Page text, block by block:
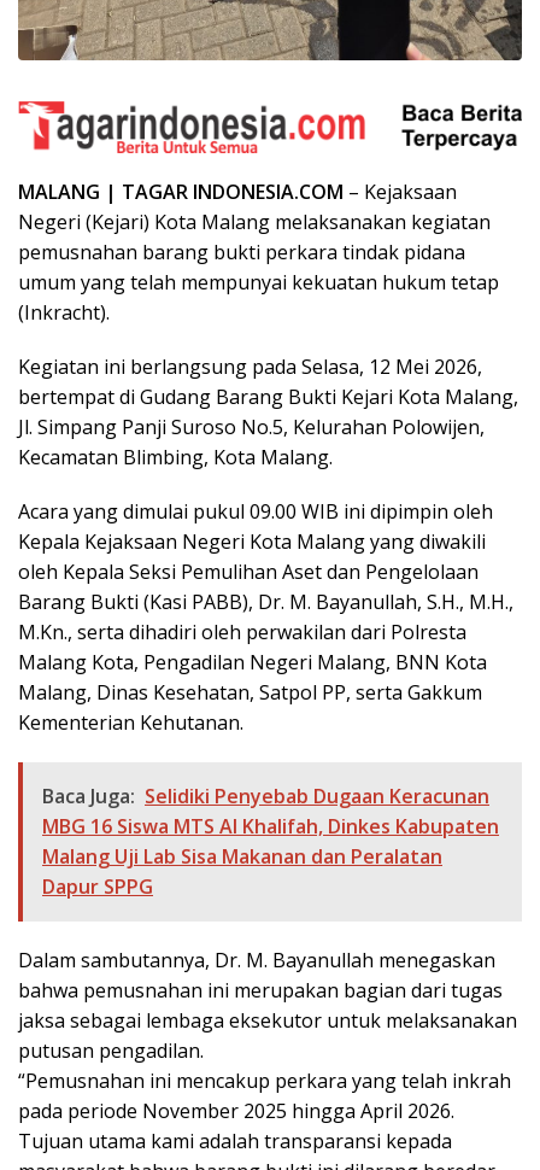
MALANG | TAGAR INDONESIA.COM – Kejaksaan
Negeri (Kejari) Kota Malang melaksanakan kegiatan
pemusnahan barang bukti perkara tindak pidana
umum yang telah mempunyai kekuatan hukum tetap
(Inkracht).
Kegiatan ini berlangsung pada Selasa, 12 Mei 2026,
bertempat di Gudang Barang Bukti Kejari Kota Malang,
Jl. Simpang Panji Suroso No.5, Kelurahan Polowijen,
Kecamatan Blimbing, Kota Malang.
Acara yang dimulai pukul 09.00 WIB ini dipimpin oleh
Kepala Kejaksaan Negeri Kota Malang yang diwakili
oleh Kepala Seksi Pemulihan Aset dan Pengelolaan
Barang Bukti (Kasi PABB), Dr. M. Bayanullah, S.H., M.H.,
M.Kn., serta dihadiri oleh perwakilan dari Polresta
Malang Kota, Pengadilan Negeri Malang, BNN Kota
Malang, Dinas Kesehatan, Satpol PP, serta Gakkum
Kementerian Kehutanan.
Baca Juga: Selidiki Penyebab Dugaan Keracunan
MBG 16 Siswa MTS Al Khalifah, Dinkes Kabupaten
Malang Uji Lab Sisa Makanan dan Peralatan
Dapur SPPG
Dalam sambutannya, Dr. M. Bayanullah menegaskan
bahwa pemusnahan ini merupakan bagian dari tugas
jaksa sebagai lembaga eksekutor untuk melaksanakan
putusan pengadilan.
“Pemusnahan ini mencakup perkara yang telah inkrah
pada periode November 2025 hingga April 2026.
Tujuan utama kami adalah transparansi kepada